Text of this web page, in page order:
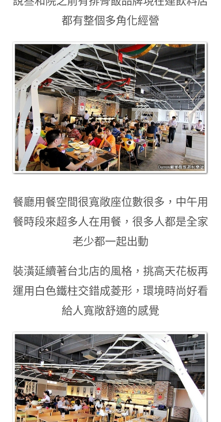
都有整個多角化經營
餐廳用餐空間很寬敞座位數很多 ， 中午用
餐時段來超多人在用餐 ， 很多人都是全家
老少都一起出動
裝潢延續著台北店的風格， 挑高天花板再
運用白色鐵柱交錯成菱形 ， 環境時尚好看
給人寬敞舒適的感覺